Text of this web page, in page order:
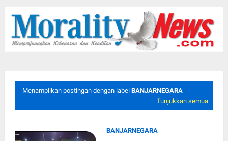
Menampilkan postingan dengan label BANJARNEGARA
Tunjukkan semua
BANJARNEGARA